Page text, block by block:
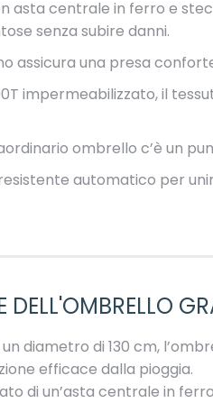
asta centrale in ferro e
senza subire danni.
assicura una presa
impermeabilizzato, il
ombrello c’è un
automatico per
DELL'OMBRELLO
diametro di 130 cm,
efficace dalla pioggia.
di un’asta centrale in